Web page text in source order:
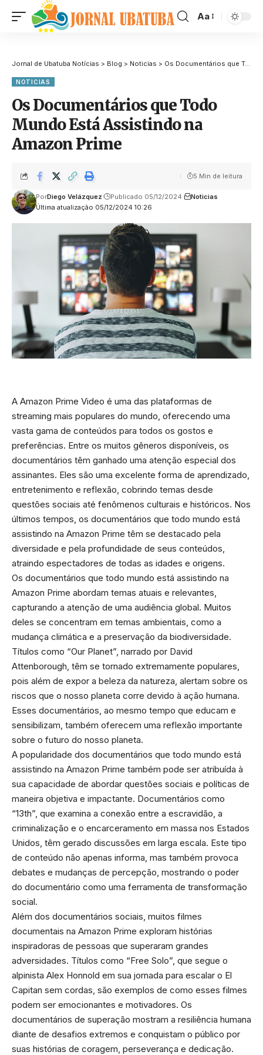
Aa
Jornal de Ubatuba Notícias > Blog > Noticias > Os Documentários que Todo Mundo Está Assistindo na Amazon Prime
NOTICIAS
Os Documentários que Todo
Mundo Está Assistindo na
Amazon Prime
Última atualização 05/12/2024 10:26
PorDiego Velázquez Publicado 05/12/2024 Noticias
5 Min de leitura
A Amazon Prime Video é uma das plataformas de
streaming mais populares do mundo, oferecendo uma
vasta gama de conteúdos para todos os gostos e
preferências. Entre os muitos gêneros disponíveis, os
documentários têm ganhado uma atenção especial dos
assinantes. Eles são uma excelente forma de aprendizado,
entretenimento e reflexão, cobrindo temas desde
questões sociais até fenômenos culturais e históricos. Nos
últimos tempos, os documentários que todo mundo está
assistindo na Amazon Prime têm se destacado pela
diversidade e pela profundidade de seus conteúdos,
atraindo espectadores de todas as idades e origens.
Os documentários que todo mundo está assistindo na
Amazon Prime abordam temas atuais e relevantes,
capturando a atenção de uma audiência global. Muitos
deles se concentram em temas ambientais, como a
mudança climática e a preservação da biodiversidade.
Títulos como “Our Planet”, narrado por David
Attenborough, têm se tornado extremamente populares,
pois além de expor a beleza da natureza, alertam sobre os
riscos que o nosso planeta corre devido à ação humana.
Esses documentários, ao mesmo tempo que educam e
sensibilizam, também oferecem uma reflexão importante
sobre o futuro do nosso planeta.
A popularidade dos documentários que todo mundo está
assistindo na Amazon Prime também pode ser atribuída à
sua capacidade de abordar questões sociais e políticas de
maneira objetiva e impactante. Documentários como
“13th”, que examina a conexão entre a escravidão, a
criminalização e o encarceramento em massa nos Estados
Unidos, têm gerado discussões em larga escala. Este tipo
de conteúdo não apenas informa, mas também provoca
debates e mudanças de percepção, mostrando o poder
do documentário como uma ferramenta de transformação
social.
Além dos documentários sociais, muitos filmes
documentais na Amazon Prime exploram histórias
inspiradoras de pessoas que superaram grandes
adversidades. Títulos como “Free Solo”, que segue o
alpinista Alex Honnold em sua jornada para escalar o El
Capitan sem cordas, são exemplos de como esses filmes
podem ser emocionantes e motivadores. Os
documentários de superação mostram a resiliência humana
diante de desafios extremos e conquistam o público por
suas histórias de coragem, perseverança e dedicação.